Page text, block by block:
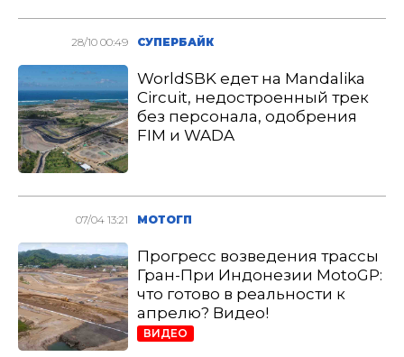
28/10 00:49 СУПЕРБАЙК
WorldSBK едет на Mandalika
Circuit, недостроенный трек
без персонала, одобрения
FIM и WADA
07/04 13:21 МОТОГП
Прогресс возведения трассы
Гран-При Индонезии MotoGP:
что готово в реальности к
апрелю? Видео!
ВИДЕО